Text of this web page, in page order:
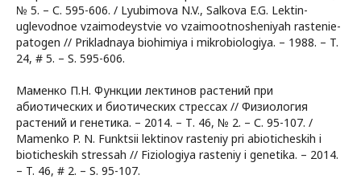
№ 5. – С. 595-606. / Lyubimova N.V., Salkova E.G. Lektin-
uglevodnoe vzaimodeystvie vo vzaimootnosheniyah rastenie-
patogen // Prikladnaya biohimiya i mikrobiologiya. – 1988. – T.
24, # 5. – S. 595-606.
Маменко П.Н. Функции лектинов растений при
абиотических и биотических стрессах // Физиология
растений и генетика. – 2014. – Т. 46, № 2. – С. 95-107. /
Mamenko P. N. Funktsii lektinov rasteniy pri abioticheskih i
bioticheskih stressah // Fiziologiya rasteniy i genetika. – 2014.
– T. 46, # 2. – S. 95-107.